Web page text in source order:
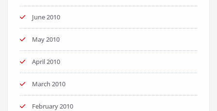
June 2010
May 2010
April 2010
March 2010
February 2010